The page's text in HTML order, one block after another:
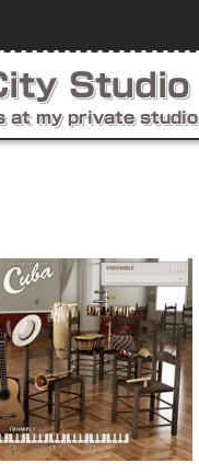
Studio
at my private studio